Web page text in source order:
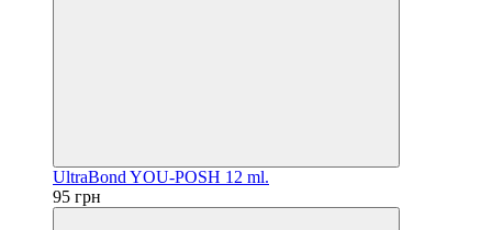
UltraBond YOU-POSH 12 ml.
95 грн